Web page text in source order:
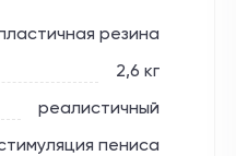
резина
2,6 кг
реалистичный
пениса